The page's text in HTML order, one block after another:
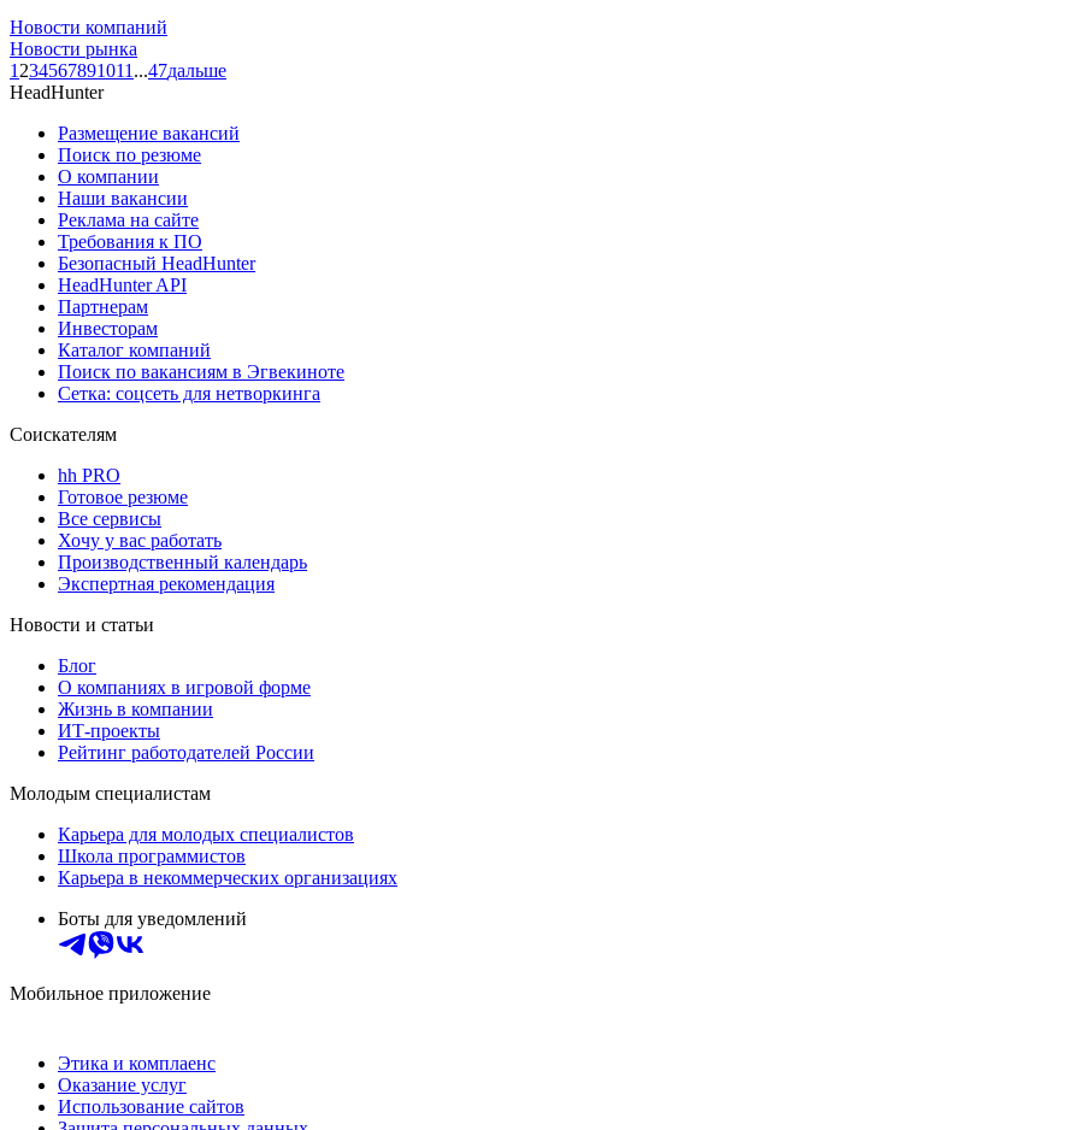
Новости компаний
Новости рынка
1 234567891011 ...47дальше
HeadHunter
Размещение вакансий
Поиск по резюме
О компании
Наши вакансии
Реклама на сайте
Требования к ПО
Безопасный HeadHunter
HeadHunter API
Партнерам
Инвесторам
Каталог компаний
Поиск по вакансиям в Эгвекиноте
Сетка: соцсеть для нетворкинга
Соискателям
hh PRO
Готовое резюме
Все сервисы
Хочу у вас работать
Производственный календарь
Экспертная рекомендация
Новости и статьи
Блог
О компаниях в игровой форме
Жизнь в компании
ИТ-проекты
Рейтинг работодателей России
Молодым специалистам
Карьера для молодых специалистов
Школа программистов
Карьера в некоммерческих организациях
Боты для уведомлений
Мобильное приложение
Этика и комплаенс
Оказание услуг
Использование сайтов